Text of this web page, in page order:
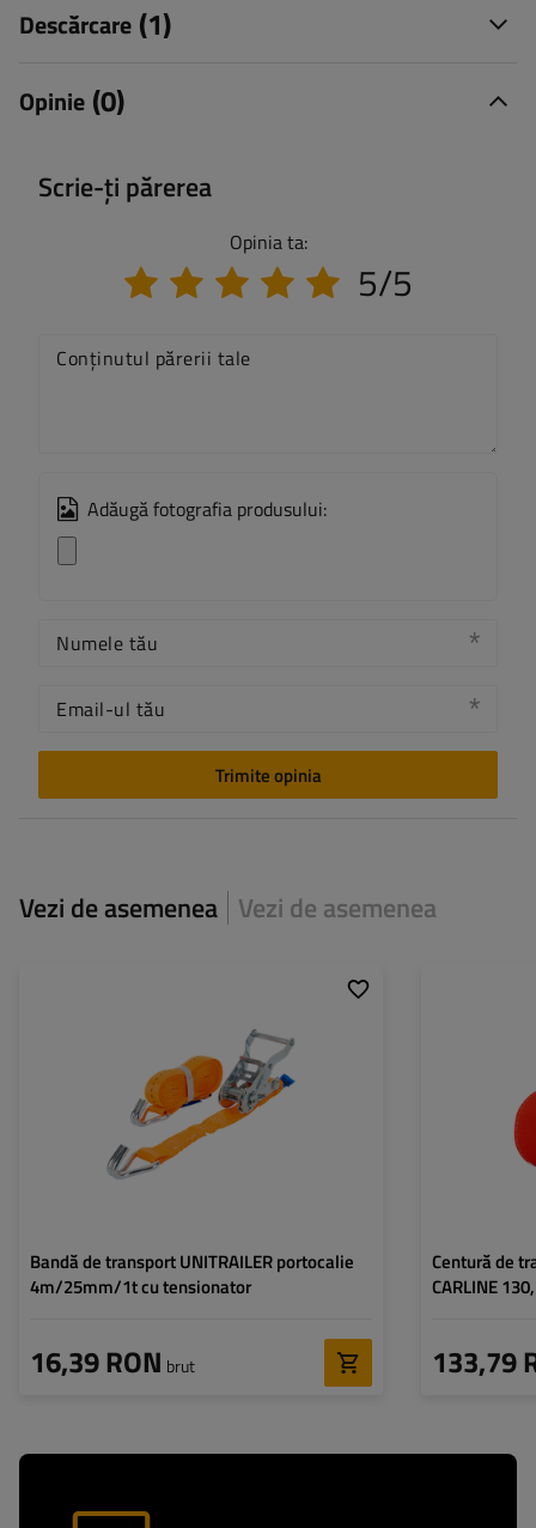
Descărcare (1)
Opinie (0)
Scrie-ți părerea
Opinia ta:
5/5
Conținutul părerii tale
Adăugă fotografia produsului:
Numele tău
Email-ul tău
Trimite opinia
Vezi de asemenea Vezi de asemenea
Bandă de transport UNITRAILER portocalie
4m/25mm/1t cu tensionator
16,39 RON brut
1 tona (1000 daN)
Forța de tensiune standard 165 daN
Centură de
CARLINE
133,79
Forța de